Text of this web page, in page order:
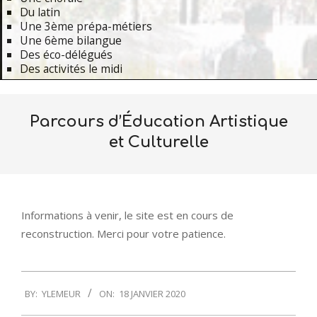
Du latin
Une 3ème prépa-métiers
Une 6ème bilangue
Des éco-délégués
Des activités le midi
MenuParcours d’Éducation Artistique
et Culturelle
Informations à venir, le site est en cours de
reconstruction. Merci pour votre patience.
01-
BY: YLEMEUR ON: 18 JANVIER 2020